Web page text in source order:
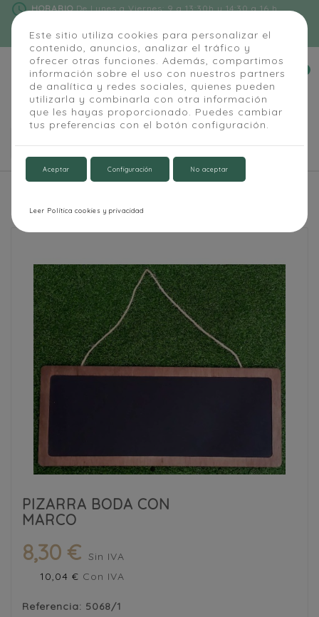
Este sitio utiliza cookies para personalizar el
contenido, anuncios, analizar el tráfico y
ofrecer otras funciones. Además, compartimos
información sobre el uso con nuestros partners
de analítica y redes sociales, quienes pueden
utilizarla y combinarla con otra información
que les hayas proporcionado. Puedes cambiar
tus preferencias con el botón configuración.
Aceptar Configuración No aceptar
Leer Política cookies y privacidad
schedule HORARIODe Lunes a Viernes: 9 a 13:30h y 14:30 a 16 h
phone


Pizarra boda con marco
PIZARRA BODA CON
MARCO
8,30 € Sin IVA
10,04 € Con IVA
Referencia: 5068/1